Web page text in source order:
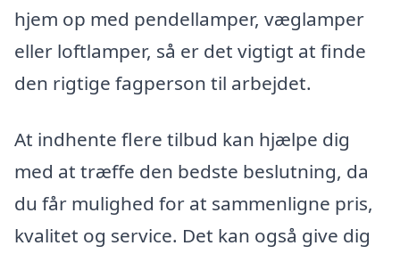
hjem op med pendellamper, væglamper
eller loftlamper, så er det vigtigt at finde
den rigtige fagperson til arbejdet.
At indhente flere tilbud kan hjælpe dig
med at træffe den bedste beslutning, da
du får mulighed for at sammenligne pris,
kvalitet og service. Det kan også give dig